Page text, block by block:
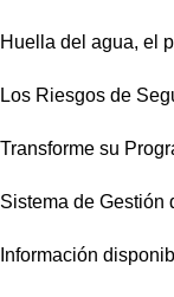
Huella del agua, el
Los Riesgos de
Transforme su
Sistema de Gestión
Información